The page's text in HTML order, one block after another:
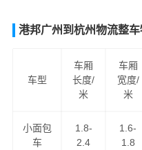
韶关到泰安货运专线是港
车运输服务，为客户提供
资源，韶关到泰安货运为
泰安货运公司服务。
港邦广州到杭州物流整
车型
车厢
长度/
米
车厢
宽度/
米
小面包
车
1.8-
2.4
1.6-
1.8